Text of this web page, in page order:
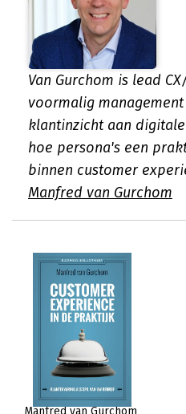
Van Gurchom is lead
voormalig
klantinzicht aan
hoe persona's een
binnen customer
Manfred van Gurchom
Manfred van Gurchom